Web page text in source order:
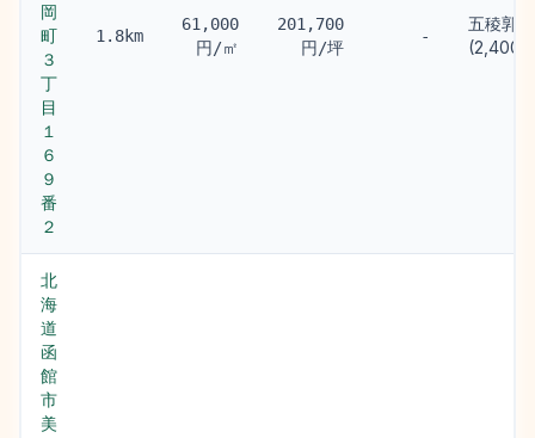
岡
町
３
丁
目
１
６
９
番
２
1.8km
61,000
円/㎡
201,700
円/坪
-
五稜郭駅
北
海
道
函
館
市
美